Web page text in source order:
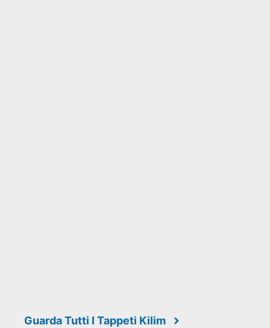
Guarda Tutti I Tappeti Kilim